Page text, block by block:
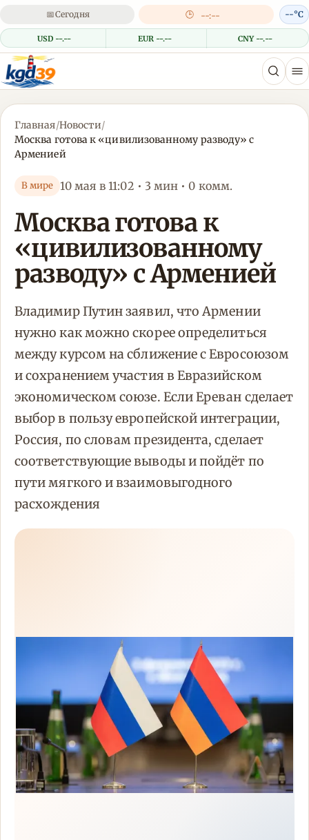
📅Сегодня 🕒 --:--
USD --.-- EUR --.-- CNY --.--
--°C
Главная/Новости/
Москва готова к «цивилизованному разводу» с
Арменией
В мире 10 мая в 11:02 • 3 мин • 0 комм.
Москва готова к
«цивилизованному
разводу» с Арменией
Владимир Путин заявил, что Армении
нужно как можно скорее определиться
между курсом на сближение с Евросоюзом
и сохранением участия в Евразийском
экономическом союзе. Если Ереван сделает
выбор в пользу европейской интеграции,
Россия, по словам президента, сделает
соответствующие выводы и пойдёт по
пути мягкого и взаимовыгодного
расхождения